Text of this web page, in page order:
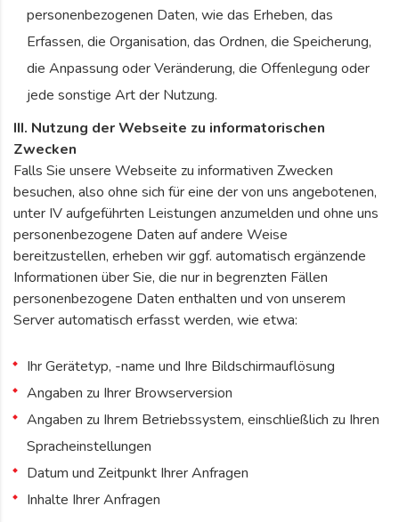
personenbezogenen Daten, wie das Erheben, das
Erfassen, die Organisation, das Ordnen, die Speicherung,
die Anpassung oder Veränderung, die Offenlegung oder
jede sonstige Art der Nutzung.
III. Nutzung der Webseite zu informatorischen
Zwecken
Falls Sie unsere Webseite zu informativen Zwecken
besuchen, also ohne sich für eine der von uns angebotenen,
unter IV aufgeführten Leistungen anzumelden und ohne uns
personenbezogene Daten auf andere Weise
bereitzustellen, erheben wir ggf. automatisch ergänzende
Informationen über Sie, die nur in begrenzten Fällen
personenbezogene Daten enthalten und von unserem
Server automatisch erfasst werden, wie etwa:
Ihr Gerätetyp, -name und Ihre Bildschirmauflösung
Angaben zu Ihrer Browserversion
Angaben zu Ihrem Betriebssystem, einschließlich zu Ihren
Spracheinstellungen
Datum und Zeitpunkt Ihrer Anfragen
Inhalte Ihrer Anfragen